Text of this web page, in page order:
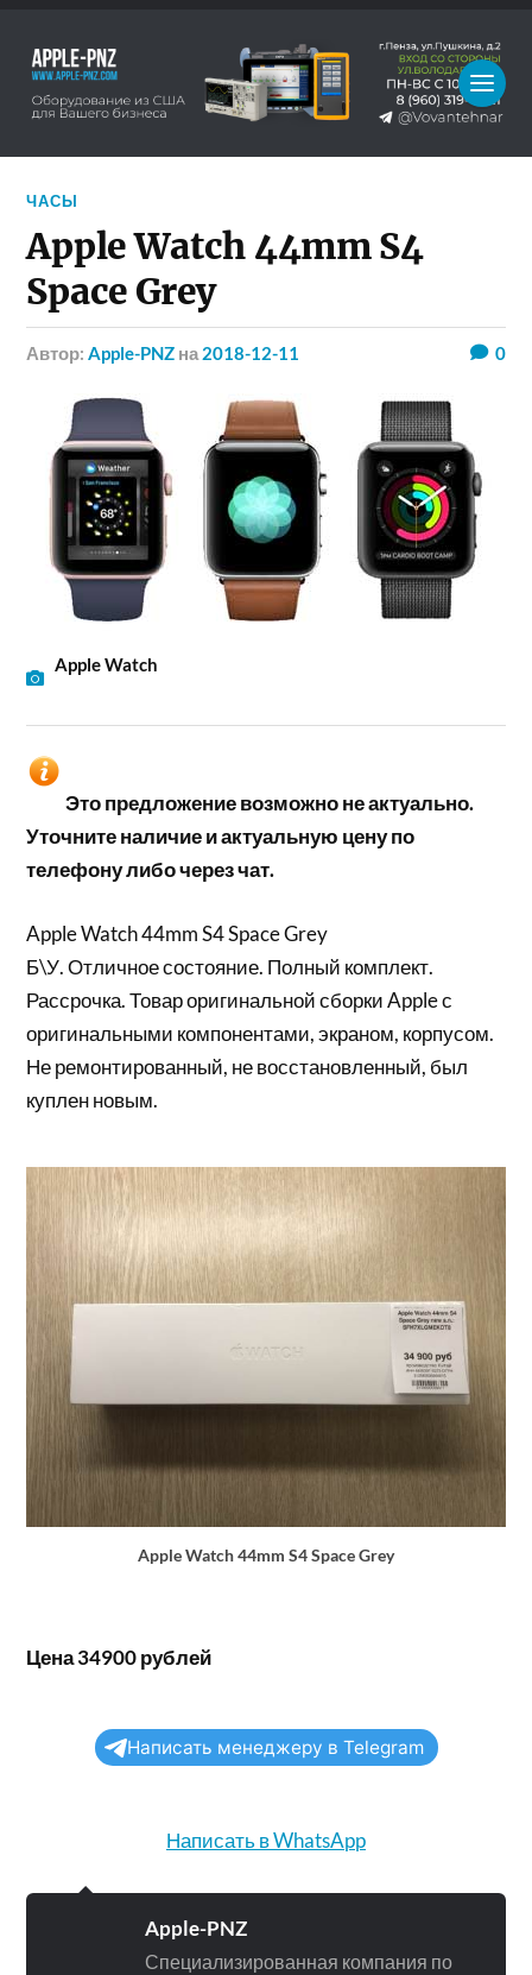
ЧАСЫ
Apple Watch 44mm S4
Space Grey
Автор:Apple-PNZ на 2018-12-11 0
Apple Watch
Это предложение возможно не актуально.
Уточните наличие и актуальную цену по
телефону либо через чат.
Apple Watch 44mm S4 Space Grey
Б\У. Отличное состояние. Полный комплект.
Рассрочка. Товар оригинальной сборки Apple с
оригинальными компонентами, экраном, корпусом.
Не ремонтированный, не восстановленный, был
куплен новым.
Apple Watch 44mm S4 Space Grey
Цена 34900 рублей
Написать менеджеру в Telegram
Написать в WhatsApp
Apple-PNZ
Специализированная компания по